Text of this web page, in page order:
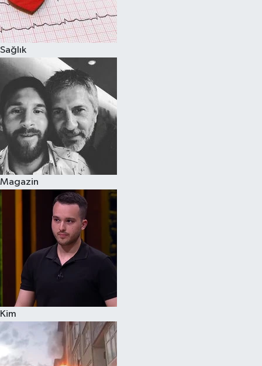
Sağlık
Magazin
Kim
Spor
Çocuk
Eğitim
Hava Durumu
Kadın
Kim kimdir?
Kültür Sanat
Sağlık
Siyaset
Teknoloji
Televizyon